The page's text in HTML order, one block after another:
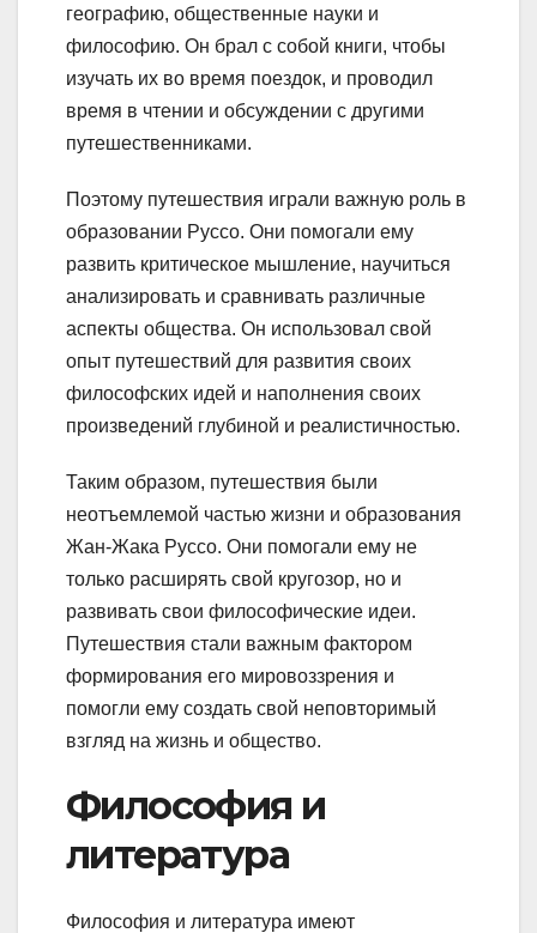
географию, общественные науки и
философию. Он брал с собой книги, чтобы
изучать их во время поездок, и проводил
время в чтении и обсуждении с другими
путешественниками.
Поэтому путешествия играли важную роль в
образовании Руссо. Они помогали ему
развить критическое мышление, научиться
анализировать и сравнивать различные
аспекты общества. Он использовал свой
опыт путешествий для развития своих
философских идей и наполнения своих
произведений глубиной и реалистичностью.
Таким образом, путешествия были
неотъемлемой частью жизни и образования
Жан-Жака Руссо. Они помогали ему не
только расширять свой кругозор, но и
развивать свои философические идеи.
Путешествия стали важным фактором
формирования его мировоззрения и
помогли ему создать свой неповторимый
взгляд на жизнь и общество.
Философия и
литература
Философия и литература имеют